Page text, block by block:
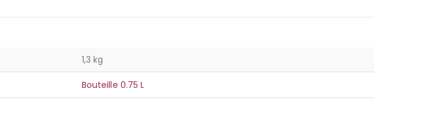
1,3 kg
Bouteille 0.75 L